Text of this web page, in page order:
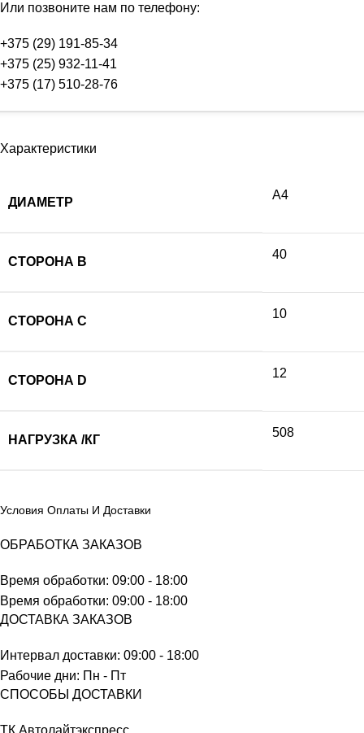
Или позвоните нам по телефону:
+375 (29) 191-85-34
+375 (25) 932-11-41
+375 (17) 510-28-76
Характеристики
ДИАМЕТР
А4
СТОРОНА B
40
СТОРОНА C
10
СТОРОНА D
12
НАГРУЗКА /КГ
508
Условия Оплаты И Доставки
ОБРАБОТКА ЗАКАЗОВ
Время обработки: 09:00 - 18:00
Время обработки: 09:00 - 18:00
ДОСТАВКА ЗАКАЗОВ
Интервал доставки: 09:00 - 18:00
Рабочие дни: Пн - Пт
СПОСОБЫ ДОСТАВКИ
ТК Автолайтэкспресс